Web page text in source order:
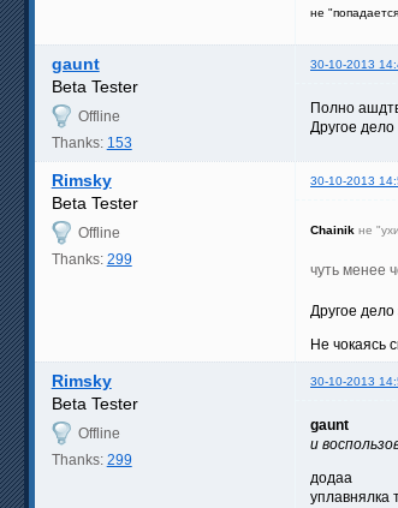
не
gaunt 30-10-2013
Beta Tester
Offline
Thanks: 153
Полно
Другое
Rimsky 30-10-2013
Beta Tester
Offline
Thanks: 299
Chainik не
чуть менее
Другое
Не чокаясь
Rimsky 30-10-2013
Beta Tester
Offline
Thanks: 299
gaunt
и
додаа
уплавнялка